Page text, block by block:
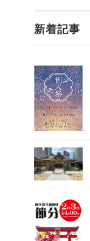
新着記事